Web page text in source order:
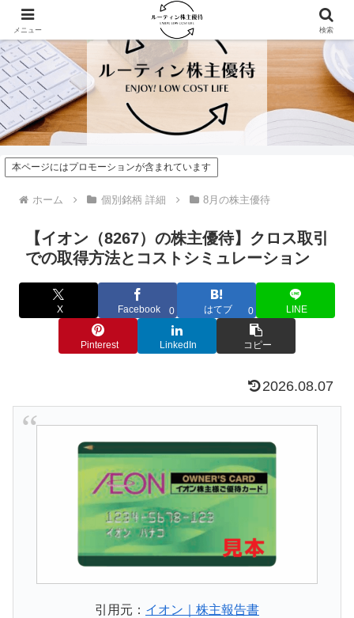
本ページにはプロモーションが含まれています
ホーム 個別銘柄 詳細 8月の株主優待
【イオン（8267）の株主優待】クロス取引
での取得方法とコストシミュレーション
X Facebook 0 はてブ 0 LINE
Pinterest LinkedIn コピー
2026.08.07
引用元： イオン｜株主報告書
メニュー 検索